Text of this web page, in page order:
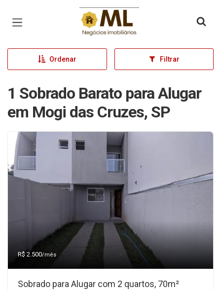
Página inicial
Ordenar Filtrar
1 Sobrado Barato para Alugar
em Mogi das Cruzes, SP
R$ 2.500/mês
Sobrado para Alugar com 2 quartos, 70m²